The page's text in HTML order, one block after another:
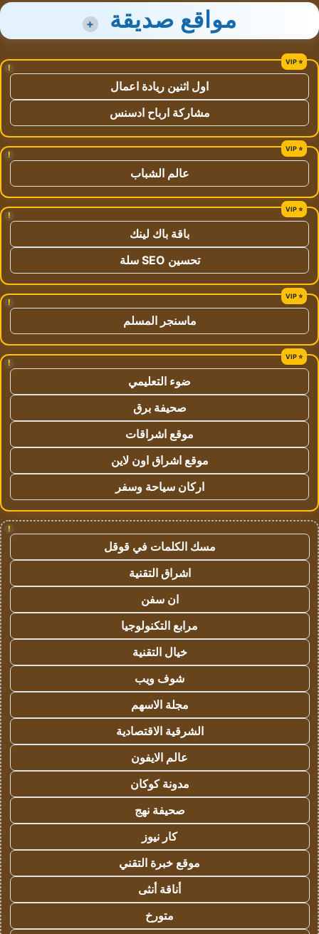
مواقع صديقة +
!
اول اثنين ريادة اعمال
مشاركة ارباح ادسنس
!
عالم الشباب
!
باقة باك لينك
تحسين SEO سلة
!
ماسنجر المسلم
!
ضوء التعليمي
صحيفة برق
موقع اشراقات
موقع اشراق اون لاين
اركان سياحة وسفر
!
مسك الكلمات في قوقل
اشراق التقنية
ان سفن
مرابع التكنولوجيا
خيال التقنية
شوف ويب
مجلة الاسهم
الشرقية الاقتصادية
عالم الايفون
مدونة كوكان
صحيفة نهج
كار نيوز
موقع خبرة التقني
أناقة أنثى
متورخ